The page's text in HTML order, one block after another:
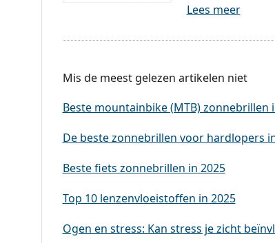
Lees meer
Mis de meest gelezen artikelen niet
Beste mountainbike (MTB) zonnebrillen
De beste zonnebrillen voor hardlopers
Beste fiets zonnebrillen in 2025
Top 10 lenzenvloeistoffen in 2025
Ogen en stress: Kan stress je zicht